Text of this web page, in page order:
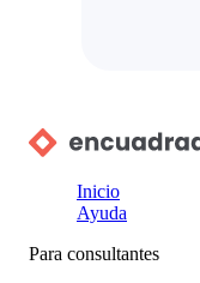
Inicio
Ayuda
Para consultantes